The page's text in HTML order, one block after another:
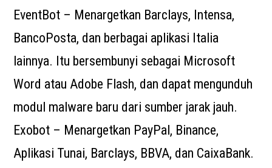
EventBot – Menargetkan Barclays, Intensa,
BancoPosta, dan berbagai aplikasi Italia
lainnya. Itu bersembunyi sebagai Microsoft
Word atau Adobe Flash, dan dapat mengunduh
modul malware baru dari sumber jarak jauh.
Exobot – Menargetkan PayPal, Binance,
Aplikasi Tunai, Barclays, BBVA, dan CaixaBank.